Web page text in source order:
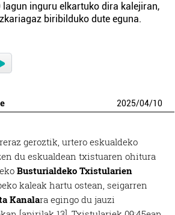
lagun inguru elkartuko dira kalejiran,
biribilduko dute eguna.
2025/04/10
geroztik, urtero eskualdeko
du eskualdean txistuaren ohitura
Busturialdeko Txistularien
kaleak hartu ostean, seigarren
Kanalara egingo du jauzi